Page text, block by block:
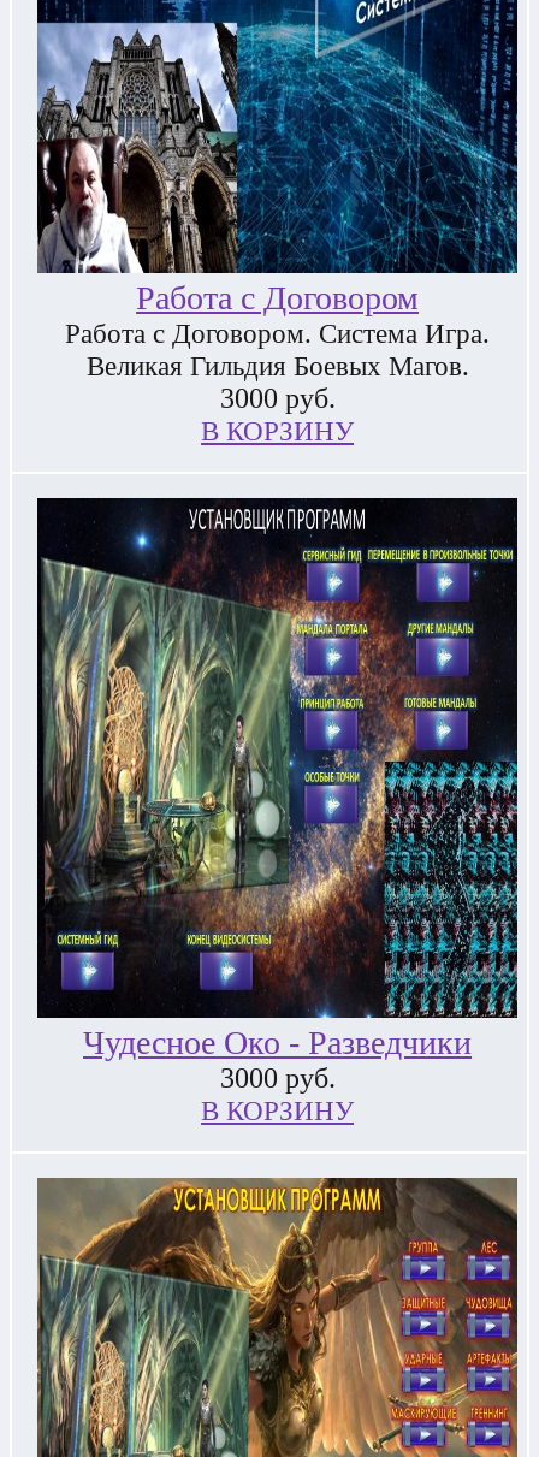
Работа с Договором
Работа с Договором. Система Игра.
Великая Гильдия Боевых Магов.
3000 руб.
В КОРЗИНУ
Чудесное Око - Разведчики
3000 руб.
В КОРЗИНУ